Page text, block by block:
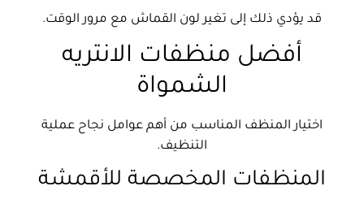
قد يؤدي ذلك إلى تغير لون القماش مع مرور الوقت.
أفضل منظفات الانتريه
الشمواة
اختيار المنظف المناسب من أهم عوامل نجاح عملية
التنظيف.
المنظفات المخصصة للأقمشة